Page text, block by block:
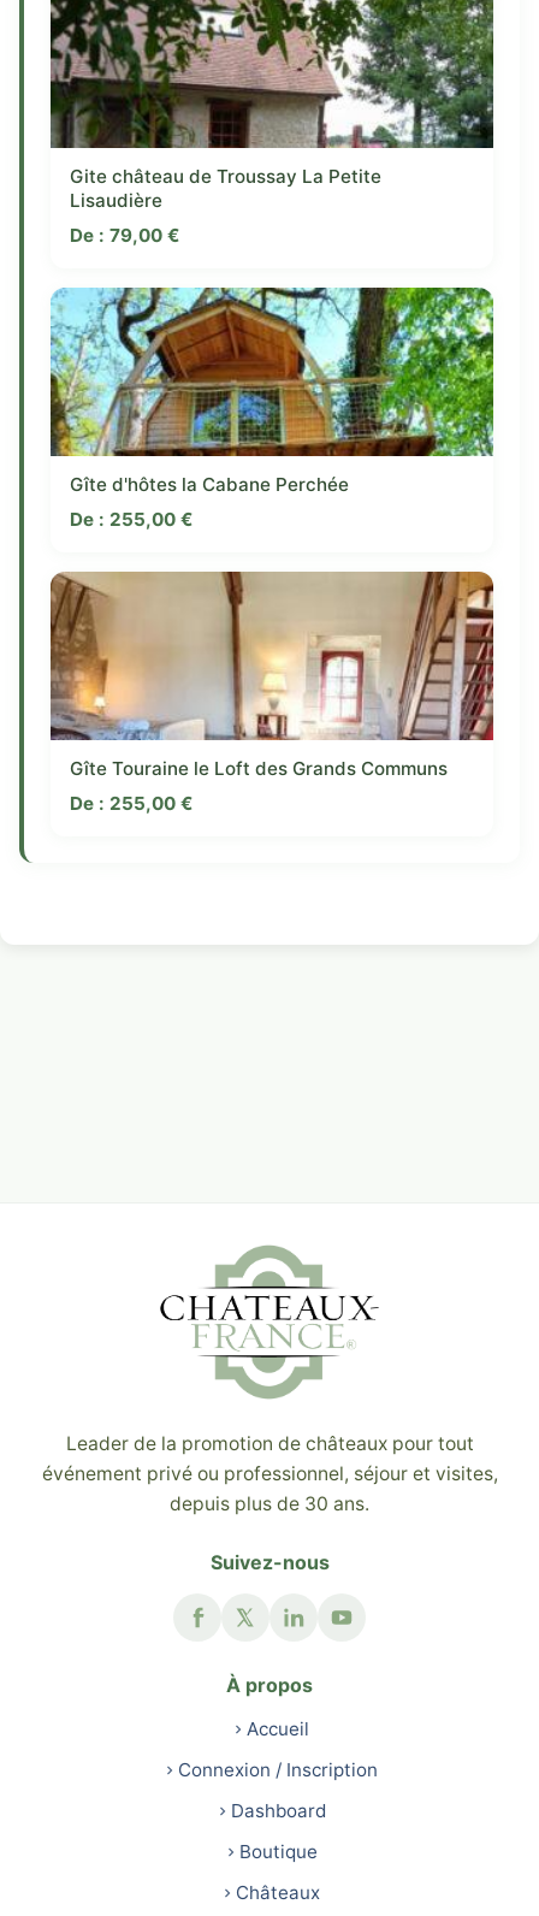
Gite château de Troussay La Petite
Lisaudière
De : 79,00 €
Gîte d'hôtes la Cabane Perchée
De : 255,00 €
Gîte Touraine le Loft des Grands Communs
De : 255,00 €
Leader de la promotion de châteaux pour tout
événement privé ou professionnel, séjour et visites,
depuis plus de 30 ans.
Suivez-nous
À propos
Accueil
Connexion / Inscription
Dashboard
Boutique
Châteaux